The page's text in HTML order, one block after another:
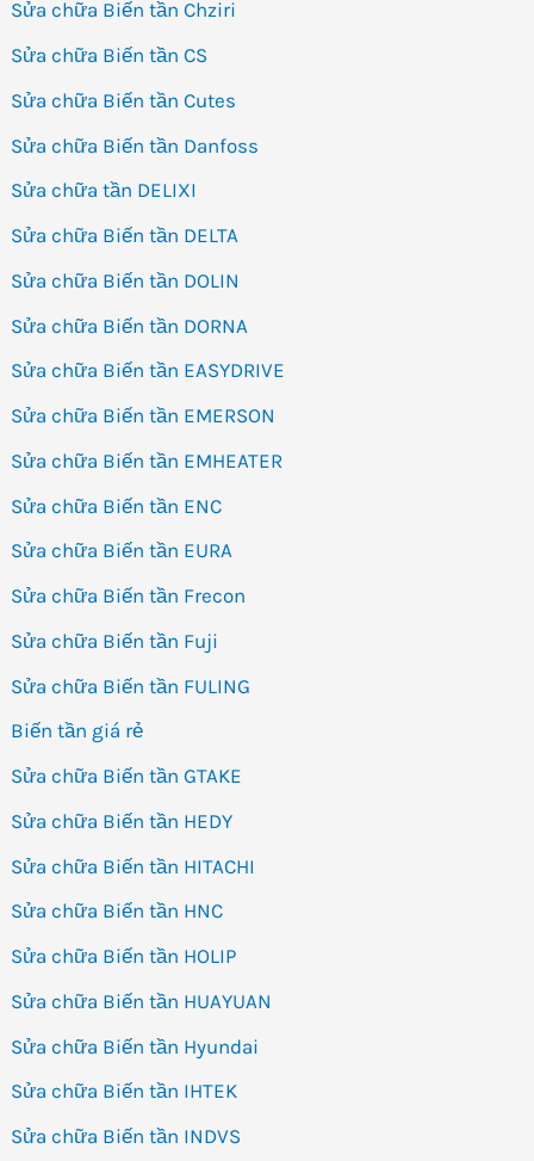
Sửa chữa Biến tần Chziri
Sửa chữa Biến tần CS
Sửa chữa Biến tần Cutes
Sửa chữa Biến tần Danfoss
Sửa chữa tần DELIXI
Sửa chữa Biến tần DELTA
Sửa chữa Biến tần DOLIN
Sửa chữa Biến tần DORNA
Sửa chữa Biến tần EASYDRIVE
Sửa chữa Biến tần EMERSON
Sửa chữa Biến tần EMHEATER
Sửa chữa Biến tần ENC
Sửa chữa Biến tần EURA
Sửa chữa Biến tần Frecon
Sửa chữa Biến tần Fuji
Sửa chữa Biến tần FULING
Biến tần giá rẻ
Sửa chữa Biến tần GTAKE
Sửa chữa Biến tần HEDY
Sửa chữa Biến tần HITACHI
Sửa chữa Biến tần HNC
Sửa chữa Biến tần HOLIP
Sửa chữa Biến tần HUAYUAN
Sửa chữa Biến tần Hyundai
Sửa chữa Biến tần IHTEK
Sửa chữa Biến tần INDVS